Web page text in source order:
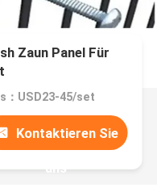
Zaun Panel Für
：USD23-45/set
Kontaktieren Sie
uns